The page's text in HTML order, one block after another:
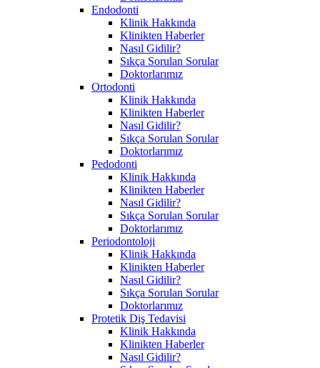
Endodonti
Klinik Hakkında
Klinikten Haberler
Nasıl Gidilir?
Sıkça Sorulan Sorular
Doktorlarımız
Ortodonti
Klinik Hakkında
Klinikten Haberler
Nasıl Gidilir?
Sıkça Sorulan Sorular
Doktorlarımız
Pedodonti
Klinik Hakkında
Klinikten Haberler
Nasıl Gidilir?
Sıkça Sorulan Sorular
Doktorlarımız
Periodontoloji
Klinik Hakkında
Klinikten Haberler
Nasıl Gidilir?
Sıkça Sorulan Sorular
Doktorlarımız
Protetik Diş Tedavisi
Klinik Hakkında
Klinikten Haberler
Nasıl Gidilir?